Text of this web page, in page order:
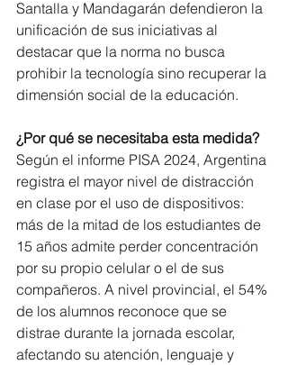
Santalla y Mandagarán defendieron la
unificación de sus iniciativas al
destacar que la norma no busca
prohibir la tecnología sino recuperar la
dimensión social de la educación.
¿Por qué se necesitaba esta medida?
Según el informe PISA 2024, Argentina
registra el mayor nivel de distracción
en clase por el uso de dispositivos:
más de la mitad de los estudiantes de
15 años admite perder concentración
por su propio celular o el de sus
compañeros. A nivel provincial, el 54%
de los alumnos reconoce que se
distrae durante la jornada escolar,
afectando su atención, lenguaje y